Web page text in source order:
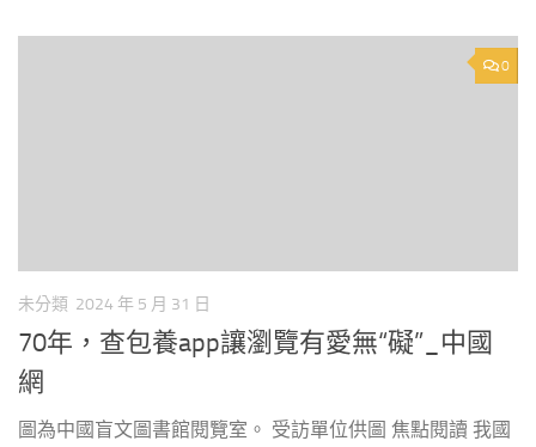
0
未分類 2024 年 5 月 31 日
70年，查包養app讓瀏覽有愛無“礙”_中國
網
圖為中國盲文圖書館閱覽室。 受訪單位供圖 焦點閱讀 我國